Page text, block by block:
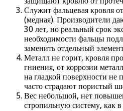
Служит фальцевая кровля
(медная). Производители
30 лет, но реальный срок
необходимости фальцы
заменить отдельный
Металл не горит, кровля
гниения, от коррозии
на гладкой поверхности не
часто страдают пористый
Вес небольшой, нет
стропильную систему, как